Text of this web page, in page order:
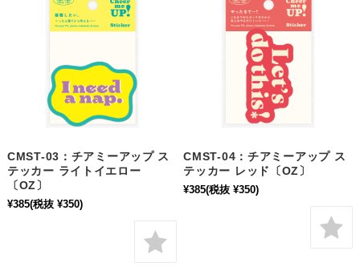
CMST-03：チアミーアップ ス
テッカー ライトイエロー
〔OZ〕
¥385(税抜 ¥350)
CMST-04：チアミーアップ ス
テッカー レッド〔OZ〕
¥385(税抜 ¥350)